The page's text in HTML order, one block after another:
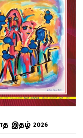
இதழ் 2026